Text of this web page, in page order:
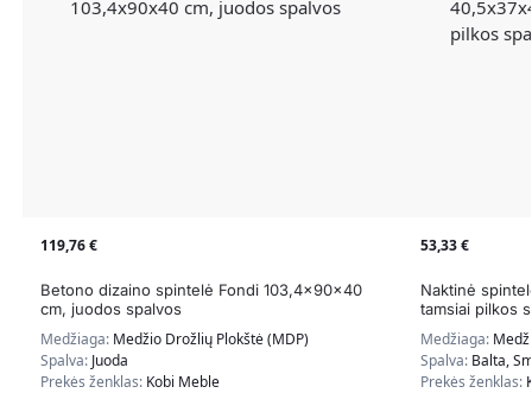
119,76€
Betono dizaino spintelė Fondi 103,4x90x40
cm, juodos spalvos
Medžiaga: Medžio Drožlių Plokštė (MDP)
Spalva: Juoda
Prekės ženklas: Kobi Meble
53,33€
Naktinė
tamsiai pilkos
Medžiaga:
Spalva: Balta,
Prekės ženklas: